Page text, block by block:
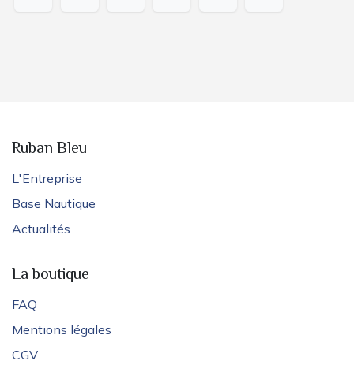
Ruban Bleu
L'Entreprise
Base Nautique
Actualités
La boutique
FAQ
Mentions légales
CGV